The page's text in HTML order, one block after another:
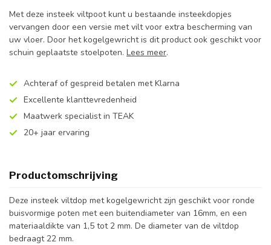
Met deze insteek viltpoot kunt u bestaande insteekdopjes
vervangen door een versie met vilt voor extra bescherming van
uw vloer. Door het kogelgewricht is dit product ook geschikt voor
schuin geplaatste stoelpoten. Lees meer.
Achteraf of gespreid betalen met Klarna
Excellente klanttevredenheid
Maatwerk specialist in TEAK
20+ jaar ervaring
Productomschrijving
Deze insteek viltdop met kogelgewricht zijn geschikt voor ronde
buisvormige poten met een buitendiameter van 16mm, en een
materiaaldikte van 1,5 tot 2 mm. De diameter van de viltdop
bedraagt 22 mm.